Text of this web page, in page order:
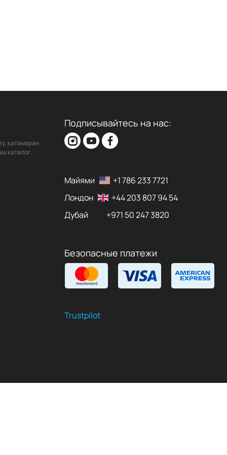
катамаран
каталог,
Подписывайтесь на нас:
Майями
+1 786 233 7721
Лондон
+44 203 807 94 54
Дубай
+971 50 247 3820
Безопасные платежи
Trustpilot